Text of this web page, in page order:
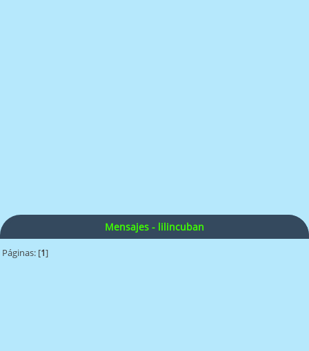
Mensajes - lilincuban
Páginas: [1]